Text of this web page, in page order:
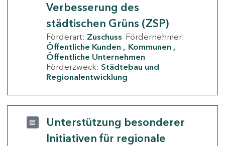
Verbesserung des
städtischen Grüns (ZSP)
Förderart: Zuschuss Fördernehmer:
Öffentliche Kunden
Kommunen
Öffentliche Unternehmen
Förderzweck: Städtebau und
Regionalentwicklung
Unterstützung besonderer
Initiativen für regionale